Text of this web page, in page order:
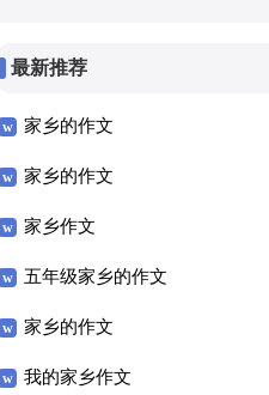
最新推荐
家乡的作文
家乡的作文
家乡作文
五年级家乡的作文
家乡的作文
我的家乡作文